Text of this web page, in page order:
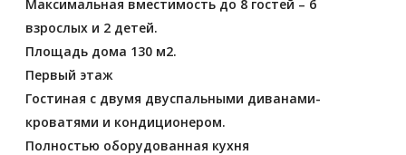
Максимальная вместимость до 8 гостей – 6
взрослых и 2 детей.
Площадь дома 130 м2.
Первый этаж
Гостиная с двумя двуспальными диванами-
кроватями и кондиционером.
Полностью оборудованная кухня